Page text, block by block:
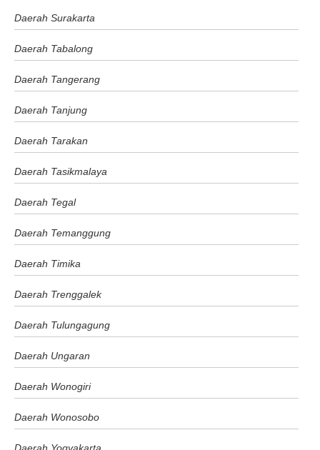
Daerah Surakarta
Daerah Tabalong
Daerah Tangerang
Daerah Tanjung
Daerah Tarakan
Daerah Tasikmalaya
Daerah Tegal
Daerah Temanggung
Daerah Timika
Daerah Trenggalek
Daerah Tulungagung
Daerah Ungaran
Daerah Wonogiri
Daerah Wonosobo